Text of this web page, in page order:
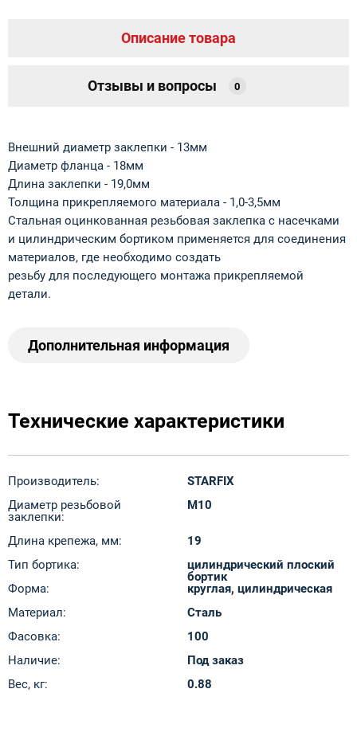
Описание товара
Отзывы и вопросы 0
Внешний диаметр заклепки - 13мм
Диаметр фланца - 18мм
Длина заклепки - 19,0мм
Толщина прикрепляемого материала - 1,0-3,5мм
Стальная оцинкованная резьбовая заклепка с насечками
и цилиндрическим бортиком применяется для соединения
материалов, где необходимо создать
резьбу для последующего монтажа прикрепляемой
детали.
Дополнительная информация
Технические характеристики
Производитель:
STARFIX
Диаметр резьбовой
заклепки:
M10
Длина крепежа, мм:
19
Тип бортика:
цилиндрический плоский
бортик
Форма:
круглая, цилиндрическая
Материал:
Сталь
Фасовка:
100
Наличие:
Под заказ
Вес, кг:
0.88